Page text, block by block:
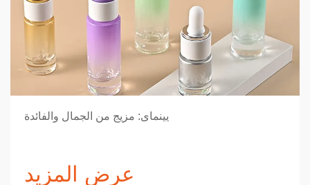
يينماى: مزيج من الجمال والفائدة
عرض المزيد